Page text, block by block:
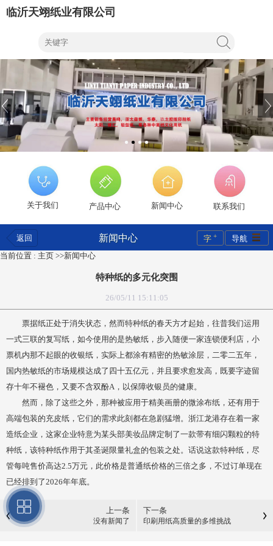
临沂天翊纸业有限公司
关于我们 产品中心 新闻中心 联系我们
返回 新闻中心 导航
字 +
当前位置 : 主页 >>新闻中心
特种纸的多元化突围
26/05/11 15:11:05
票据纸正处于消失状态，然而特种纸的春天方才起始，往昔我们运用
一式三联的复写纸，如今使用的是热敏纸，步入随便一家连锁便利店，小
票机内那不起眼的收银纸，实际上都涂有精密的热敏涂层，二零二五年，
国内热敏纸的市场规模达成了四十五亿元，并且要求愈发高，既要字迹留
存十年不褪色，又要不含双酚A，以保障收银员的健康。
然而，除了这些之外，那种被应用于精美画册的微涂布纸，还有用于
高端包装的充皮纸，它们的需求此刻都在急剧猛增。浙江龙港存在着一家
造纸企业，这家企业特意为某头部美妆品牌定制了一款带有细闪颗粒的特
种纸，该特种纸作用于其圣诞限量礼盒的包装之处。话说这款特种纸，尽
管每吨售价高达2.5万元，此价格是普通纸价格的三倍之多，不过订单现在
已经排到了2026年年底。
上一条
没有新闻了
下一条
印刷用纸高质量的多维挑战